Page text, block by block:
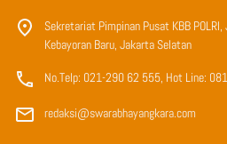
Sekretariat Pimpinan Pusat KBB
Kebayoran Baru, Jakarta Selatan
No.Telp: 021-290 62 555, Hot Line:
redaksi@swarabhayangkara.com